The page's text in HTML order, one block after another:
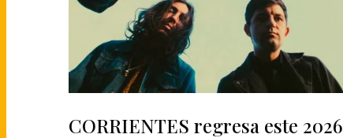
CORRIENTES regresa este 2026